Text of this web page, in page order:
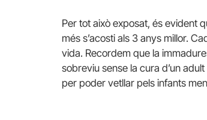
Per tot això exposat, és evident
més s’acosti als 3 anys millor.
vida. Recordem que la
sobreviu sense la cura d’un
per poder vetllar pels infants